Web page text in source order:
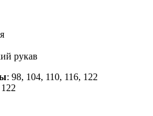
рукав
: 98, 104, 110, 116, 122